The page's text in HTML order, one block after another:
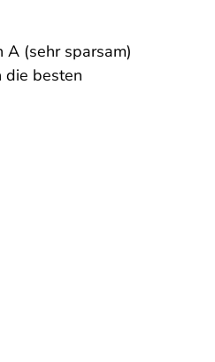
A (sehr sparsam)
die besten